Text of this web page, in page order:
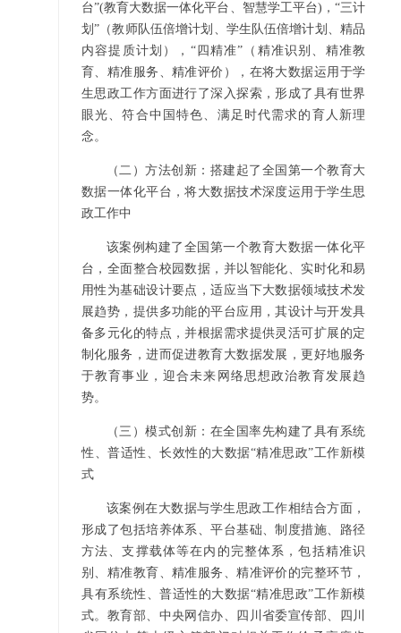
台”(教育大数据一体化平台、智慧学工平台)，“三计
划”（教师队伍倍增计划、学生队伍倍增计划、精品
内容提质计划），“四精准”（精准识别、精准教
育、精准服务、精准评价），在将大数据运用于学
生思政工作方面进行了深入探索，形成了具有世界
眼光、符合中国特色、满足时代需求的育人新理
念。
（二）方法创新：搭建起了全国第一个教育大
数据一体化平台，将大数据技术深度运用于学生思
政工作中
该案例构建了全国第一个教育大数据一体化平
台，全面整合校园数据，并以智能化、实时化和易
用性为基础设计要点，适应当下大数据领域技术发
展趋势，提供多功能的平台应用，其设计与开发具
备多元化的特点，并根据需求提供灵活可扩展的定
制化服务，进而促进教育大数据发展，更好地服务
于教育事业，迎合未来网络思想政治教育发展趋
势。
（三）模式创新：在全国率先构建了具有系统
性、普适性、长效性的大数据“精准思政”工作新模
式
该案例在大数据与学生思政工作相结合方面，
形成了包括培养体系、平台基础、制度措施、路径
方法、支撑载体等在内的完整体系，包括精准识
别、精准教育、精准服务、精准评价的完整环节，
具有系统性、普适性的大数据“精准思政”工作新模
式。教育部、中央网信办、四川省委宣传部、四川